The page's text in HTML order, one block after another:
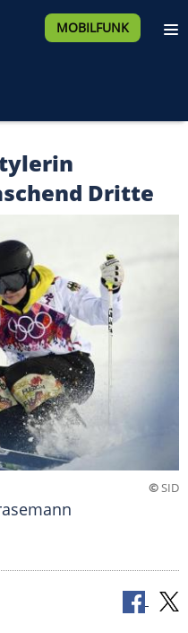
MOBILFUNK
Dritte
©SID